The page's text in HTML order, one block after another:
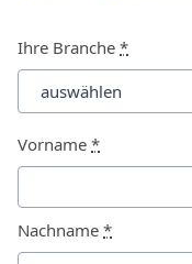
Ihre Branche *
Vorname *
Nachname *